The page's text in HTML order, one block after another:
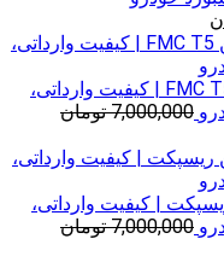
فعلی
است. روداشبوردی سه‌لایه طرح کربن FMC T5 | کیفیت وارداتی،
7,000,000 تومان
| کیفیت وارداتی،
7,000,000 تومان